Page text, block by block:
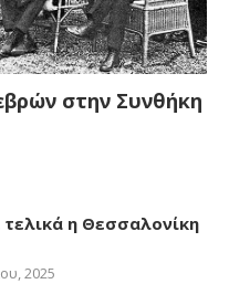
στην Συνθήκη
τελικά η Θεσσαλονίκη
2025